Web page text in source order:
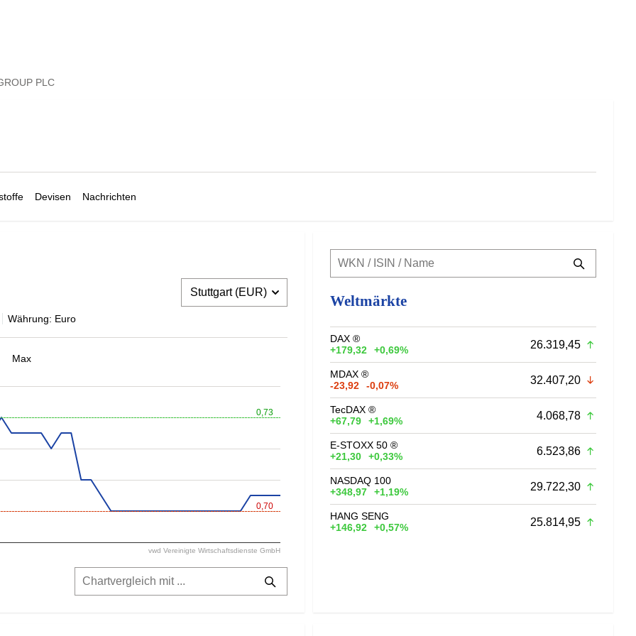
PLC
Devisen Nachrichten
Währung: Euro
Max
0,73
0,70
vwd Vereinigte Wirtschaftsdienste GmbH
Weltmärkte
DAX ®
+179,32
+0,69% 26.319,45
MDAX ®
-23,92
-0,07% 32.407,20
TecDAX ®
+67,79
+1,69% 4.068,78
E-STOXX 50 ®
+21,30
+0,33% 6.523,86
NASDAQ 100
+348,97
+1,19% 29.722,30
HANG SENG
+146,92
+0,57% 25.814,95